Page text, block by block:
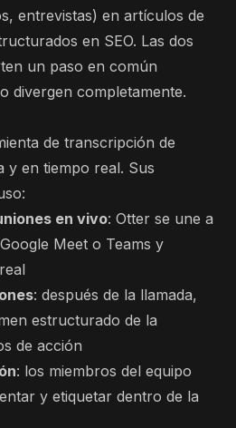
entrevistas) en artículos de
en SEO. Las dos
un paso en común
divergen completamente.
de transcripción de
y en tiempo real. Sus
en vivo: Otter se une a
Meet o Teams y
: después de la llamada,
estructurado de la
de acción
: los miembros del equipo
y etiquetar dentro de la